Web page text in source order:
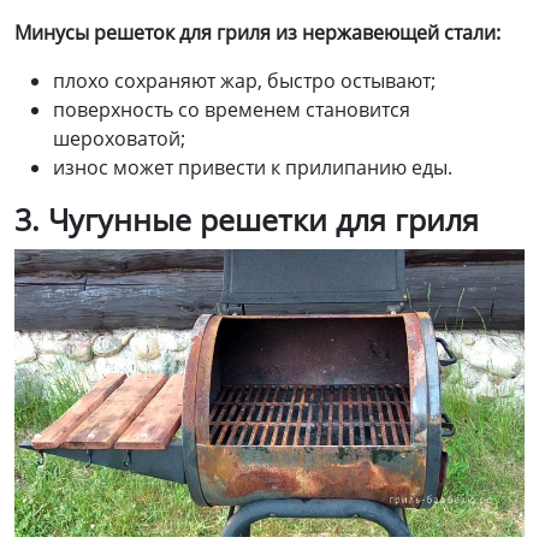
Минусы решеток для гриля из нержавеющей стали:
плохо сохраняют жар, быстро остывают;
поверхность со временем становится
шероховатой;
износ может привести к прилипанию еды.
3. Чугунные решетки для гриля